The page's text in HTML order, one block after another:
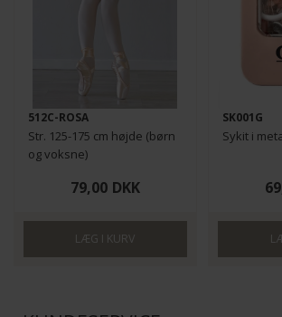
512C-ROSA
Str. 125-175 cm højde (børn
og voksne)
79,00 DKK
SK001G
Sykit i